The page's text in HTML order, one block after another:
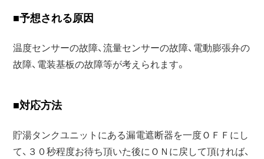
■予想される原因
温度センサーの故障、流量センサーの故障、電動膨張弁の
故障、電装基板の故障等が考えられます。
■対応方法
貯湯タンクユニットにある漏電遮断器を一度ＯＦＦにし
て、３０秒程度お待ち頂いた後にＯＮに戻して頂ければ、